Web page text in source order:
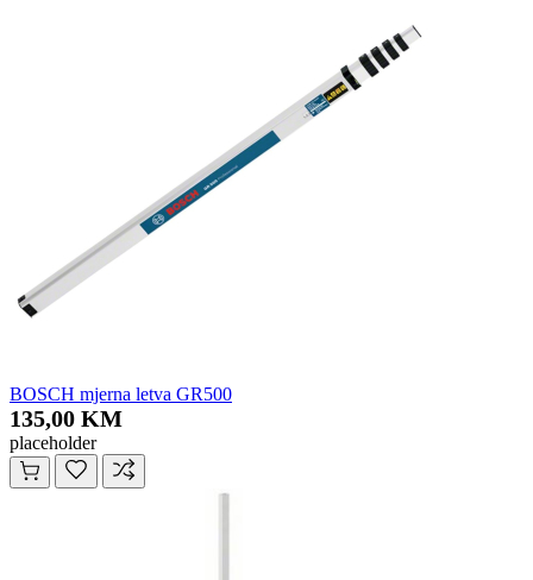
BOSCH mjerna letva GR500
135,00 KM
placeholder